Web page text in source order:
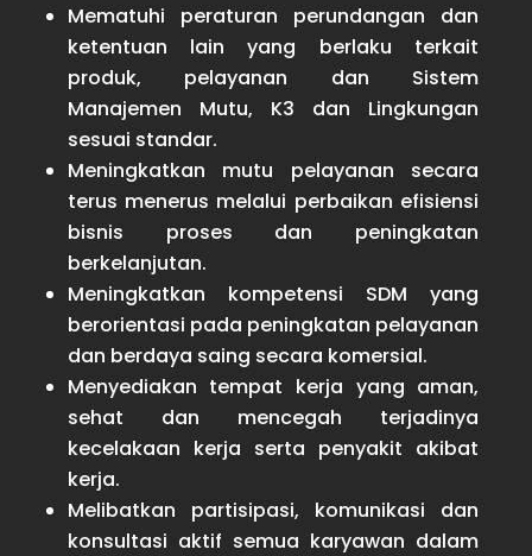
Mematuhi peraturan perundangan dan
ketentuan lain yang berlaku terkait
produk, pelayanan dan Sistem
Manajemen Mutu, K3 dan Lingkungan
sesuai standar.
Meningkatkan mutu pelayanan secara
terus menerus melalui perbaikan efisiensi
bisnis proses dan peningkatan
berkelanjutan.
Meningkatkan kompetensi SDM yang
berorientasi pada peningkatan pelayanan
dan berdaya saing secara komersial.
Menyediakan tempat kerja yang aman,
sehat dan mencegah terjadinya
kecelakaan kerja serta penyakit akibat
kerja.
Melibatkan partisipasi, komunikasi dan
konsultasi aktif semua karyawan dalam